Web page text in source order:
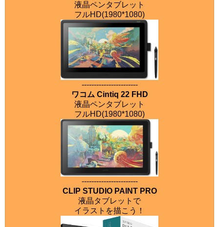
液晶ペンタブレット
フルHD(1980*1080)
-----------------------
ワコム Cintiq 22 FHD
液晶ペンタブレット
フルHD(1980*1080)
-----------------------
CLIP STUDIO PAINT PRO
液晶タブレットで
イラストを描こう！